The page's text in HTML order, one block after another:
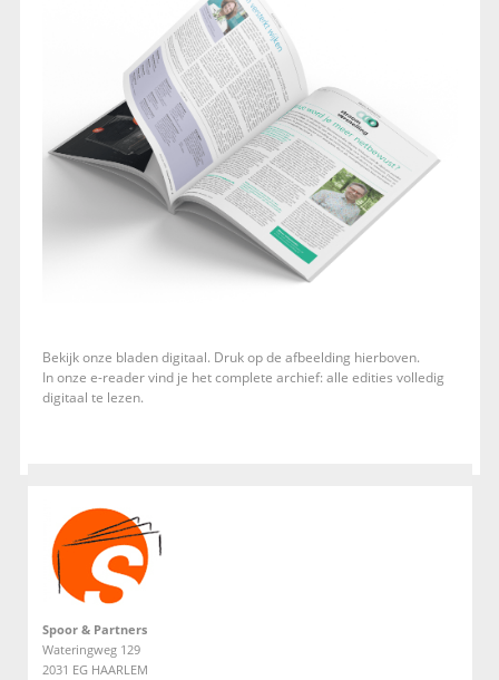
Bekijk onze bladen digitaal. Druk op de afbeelding hierboven.
In onze e-reader vind je het complete archief: alle edities volledig
digitaal te lezen.
Spoor & Partners
Wateringweg 129
2031 EG HAARLEM